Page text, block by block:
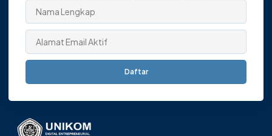
Daftar